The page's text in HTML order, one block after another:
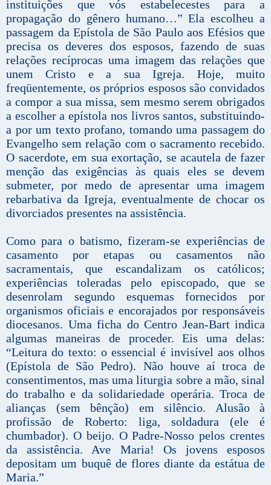
instituições que vós estabelecestes para a
propagação do gênero humano…” Ela escolheu a
passagem da Epístola de São Paulo aos Efésios que
precisa os deveres dos esposos, fazendo de suas
relações recíprocas uma imagem das relações que
unem Cristo e a sua Igreja. Hoje, muito
freqüentemente, os próprios esposos são convidados
a compor a sua missa, sem mesmo serem obrigados
a escolher a epístola nos livros santos, substituindo-
a por um texto profano, tomando uma passagem do
Evangelho sem relação com o sacramento recebido.
O sacerdote, em sua exortação, se acautela de fazer
menção das exigências às quais eles se devem
submeter, por medo de apresentar uma imagem
rebarbativa da Igreja, eventualmente de chocar os
divorciados presentes na assistência.
Como para o batismo, fizeram-se experiências de
casamento por etapas ou casamentos não
sacramentais, que escandalizam os católicos;
experiências toleradas pelo episcopado, que se
desenrolam segundo esquemas fornecidos por
organismos oficiais e encorajados por responsáveis
diocesanos. Uma ficha do Centro Jean-Bart indica
algumas maneiras de proceder. Eis uma delas:
“Leitura do texto: o essencial é invisível aos olhos
(Epístola de São Pedro). Não houve aí troca de
consentimentos, mas uma liturgia sobre a mão, sinal
do trabalho e da solidariedade operária. Troca de
alianças (sem bênção) em silêncio. Alusão à
profissão de Roberto: liga, soldadura (ele é
chumbador). O beijo. O Padre-Nosso pelos crentes
da assistência. Ave Maria! Os jovens esposos
depositam um buquê de flores diante da estátua de
Maria.”